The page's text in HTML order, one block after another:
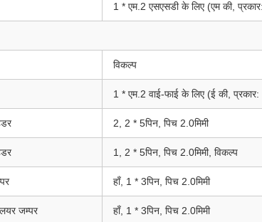
1 * एम.2 एसएसडी के लिए (एम की,
विकल्प
1 * एम.2 वाई-फाई के लिए (ई की,
2, 2 * 5पिन, पिच 2.0मिमी
1, 2 * 5पिन, पिच 2.0मिमी, विकल्प
हाँ, 1 * 3पिन, पिच 2.0मिमी
जम्पर हाँ, 1 * 3पिन, पिच 2.0मिमी